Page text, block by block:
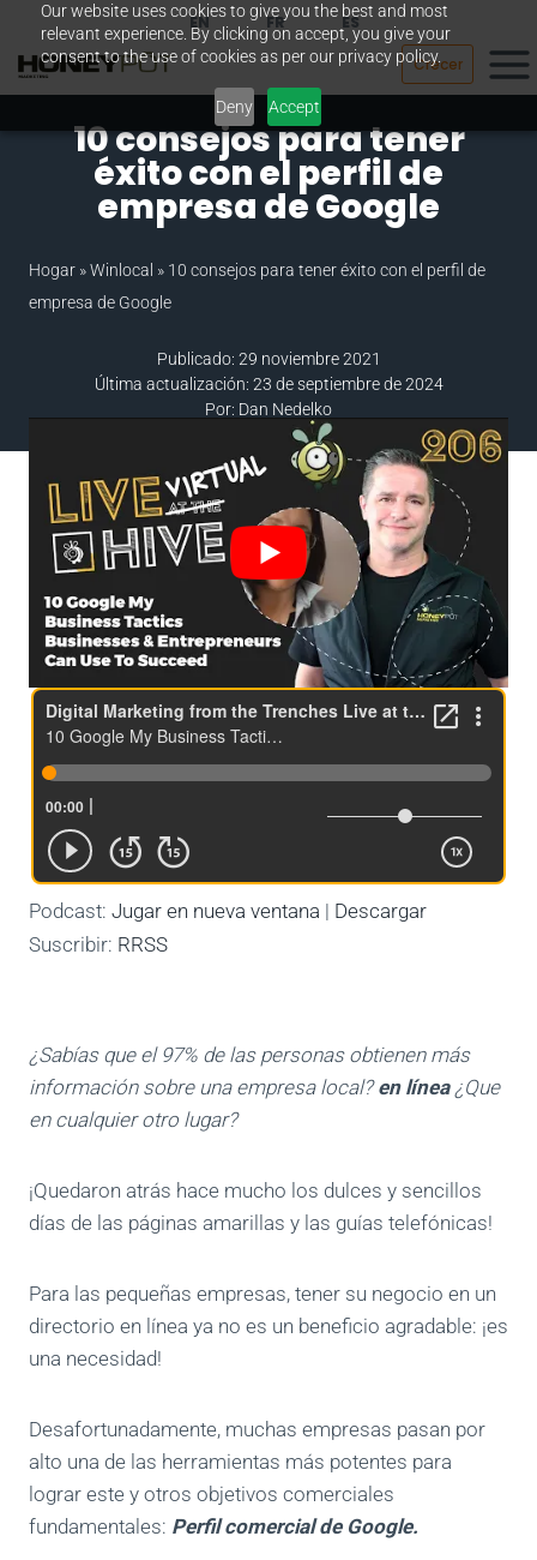
Our website uses cookies to give you the best and most
relevant experience. By clicking on accept, you give your
consent to the use of cookies as per our privacy policy.
Deny Accept
Saltar
contenido
EN FR ES
Crecer
10 consejos para tener
éxito con el perfil de
empresa de Google
Hogar »Winlocal » 10 consejos para tener éxito con el perfil de
empresa de Google
Publicado: 29 noviembre 2021
Última actualización: 23 de septiembre de 2024
Por: Dan Nedelko
Podcast: Jugar en nueva ventana | Descargar
Suscribir: RRSS
¿Sabías que el 97% de las personas obtienen más
información sobre una empresa local?en línea ¿Que
en cualquier otro lugar?
¡Quedaron atrás hace mucho los dulces y sencillos
días de las páginas amarillas y las guías telefónicas!
Para las pequeñas empresas, tener su negocio en un
directorio en línea ya no es un beneficio agradable: ¡es
una necesidad!
Desafortunadamente, muchas empresas pasan por
alto una de las herramientas más potentes para
lograr este y otros objetivos comerciales
fundamentales: Perfil comercial de Google.